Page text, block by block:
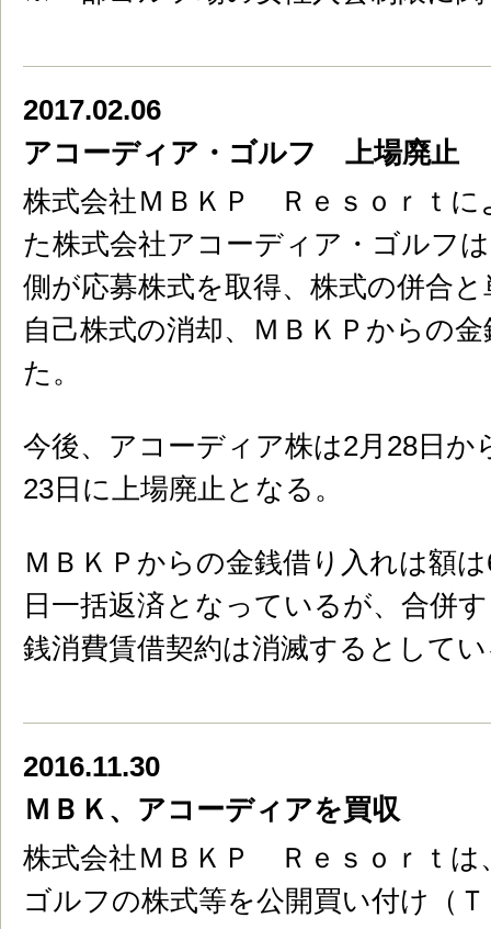
2017.02.06
アコーディア・ゴルフ 上場廃止
株式会社ＭＢＫＰ Ｒｅｓｏｒｔに
た株式会社アコーディア・ゴルフ
側が応募株式を取得、株式の併合
自己株式の消却、ＭＢＫＰからの
た。
今後、アコーディア株は2月28日か
23日に上場廃止となる。
ＭＢＫＰからの金銭借り入れは額
日一括返済となっているが、合併
銭消費賃借契約は消滅するとして
2016.11.30
ＭＢＫ、アコーディアを買収
株式会社ＭＢＫＰ Ｒｅｓｏｒｔは
ゴルフの株式等を公開買い付け（